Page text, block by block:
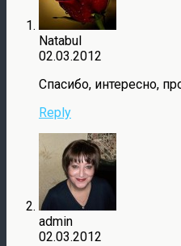
Natabul
02.03.2012
Спасибо, интересно,
Reply
admin
02.03.2012